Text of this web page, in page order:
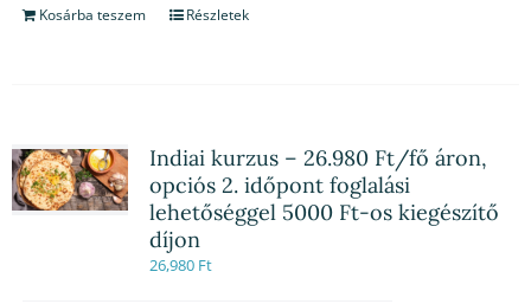
Kosárba teszem Részletek
Indiai kurzus – 26.980 Ft/fő áron,
opciós 2. időpont foglalási
lehetőséggel 5000 Ft-os kiegészítő
díjon
26,980 Ft